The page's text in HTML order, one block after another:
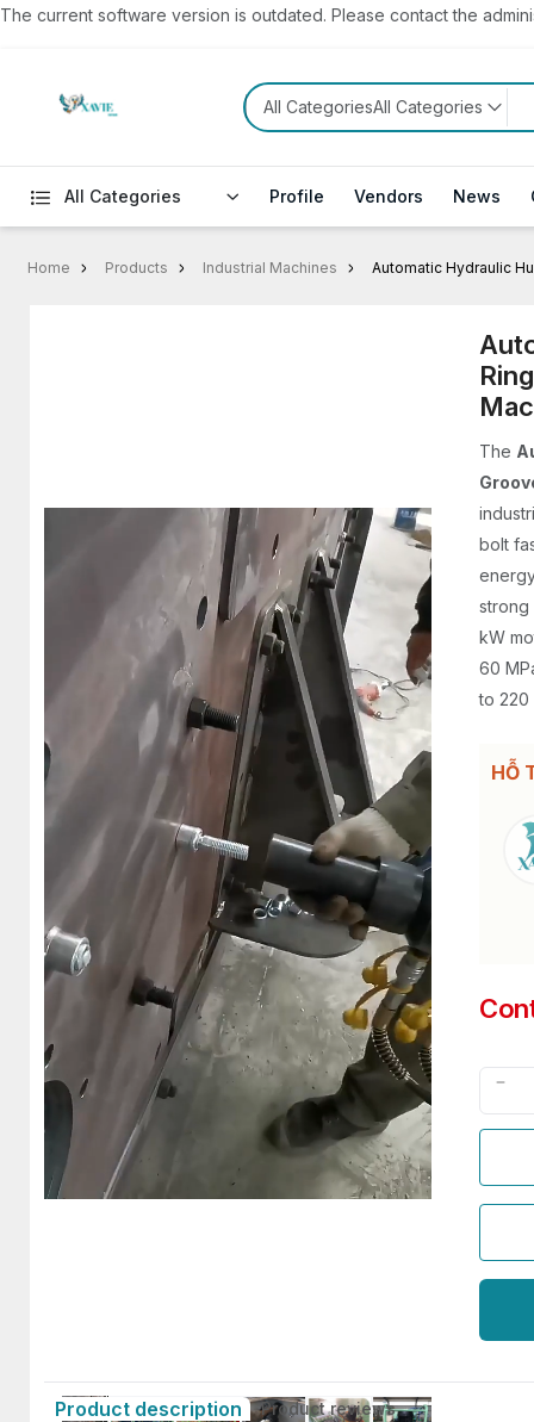
The current software version is outdated. Please contact the
All CategoriesAll Categories
All Categories Profile Vendors News
Home Products Industrial Machines Automatic Hydraulic
The
bolt
strong
kW
60
to 220
HỖ
Product description Product reviews